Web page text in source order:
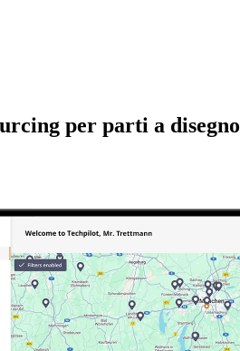
per parti a disegno